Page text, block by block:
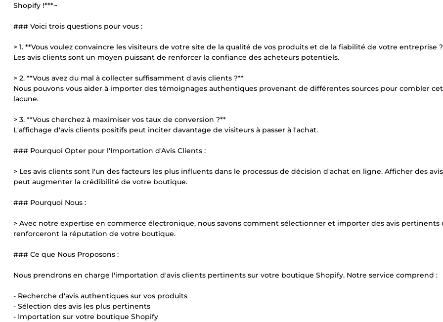
Shopify !***~
### Voici trois questions pour vous :
> 1. **Vous voulez convaincre les visiteurs de votre site de la qualité de vos produits et de la fiabilité de votre entreprise
Les avis clients sont un moyen puissant de renforcer la confiance des acheteurs potentiels.
> 2. **Vous avez du mal à collecter suffisamment d'avis clients ?**
Nous pouvons vous aider à importer des témoignages authentiques provenant de différentes sources pour combler
lacune.
> 3. **Vous cherchez à maximiser vos taux de conversion ?**
L'affichage d'avis clients positifs peut inciter davantage de visiteurs à passer à l'achat.
### Pourquoi Opter pour l'Importation d'Avis Clients :
> Les avis clients sont l'un des facteurs les plus influents dans le processus de décision d'achat en ligne. Afficher des
peut augmenter la crédibilité de votre boutique.
### Pourquoi Nous :
> Avec notre expertise en commerce électronique, nous savons comment sélectionner et importer des avis pertinents
renforceront la réputation de votre boutique.
### Ce que Nous Proposons :
Nous prendrons en charge l'importation d'avis clients pertinents sur votre boutique Shopify. Notre service comprend :
- Recherche d'avis authentiques sur vos produits
- Sélection des avis les plus pertinents
- Importation sur votre boutique Shopify